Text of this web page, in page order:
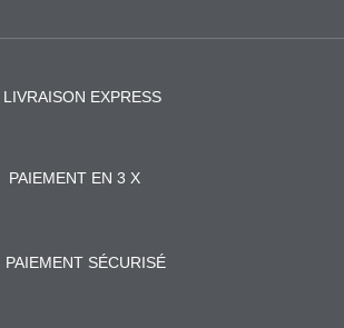
LIVRAISON EXPRESS
PAIEMENT EN 3 X
PAIEMENT SÉCURISÉ